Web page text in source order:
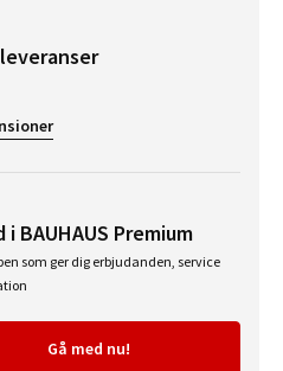
i BAUHAUS Premium
som ger dig erbjudanden, service
Gå med nu!